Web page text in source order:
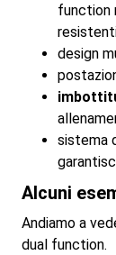
function
design
sistema
Alcuni
Andiamo a
dual function.